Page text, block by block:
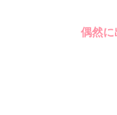
偶然に